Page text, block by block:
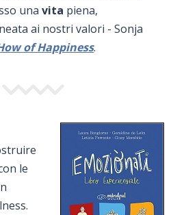
unavita piena,
ai nostri valori - Sonja
of Happiness.
le